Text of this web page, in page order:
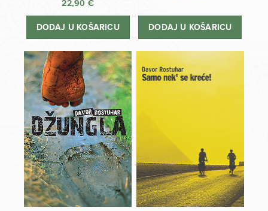
22,90 €
DODAJ U KOŠARICU
bila
cijena
DODAJ U KOŠARICU